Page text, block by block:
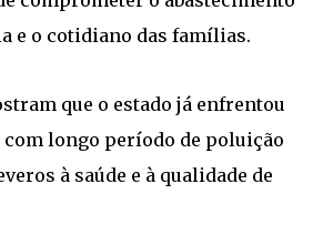
e o cotidiano das famílias.
que o estado já enfrentou
longo período de poluição
à saúde e à qualidade de